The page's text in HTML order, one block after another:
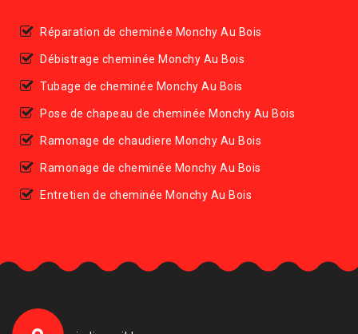
Réparation de cheminée Monchy Au Bois
Débistrage cheminée Monchy Au Bois
Tubage de cheminée Monchy Au Bois
Pose de chapeau de cheminée Monchy Au Bois
Ramonage de chaudiere Monchy Au Bois
Ramonage de cheminée Monchy Au Bois
Entretien de cheminée Monchy Au Bois